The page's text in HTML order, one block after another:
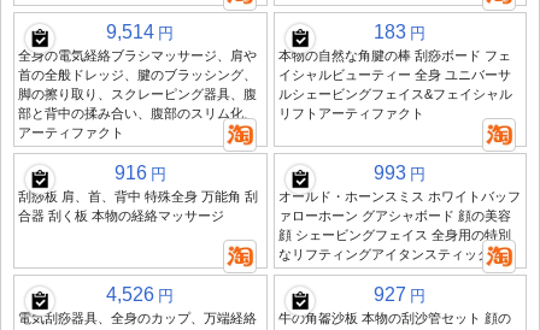
9,514 円
全身の電気経絡ブラシマッサージ、肩や
首の全般ドレッジ、腱のブラッシング、
脚の擦り取り、スクレーピング器具、腹
部と背中の揉み合い、腹部のスリム化、
アーティファクト
183 円
本物の自然な角腱の棒 刮痧ボード フェ
イシャルビューティー 全身 ユニバーサ
ルシェービングフェイス&フェイシャル
リフトアーティファクト
916 円
刮痧板 肩、首、背中 特殊全身 万能角 刮
合器 刮く板 本物の経絡マッサージ
993 円
オールド・ホーンスミス ホワイトバッフ
ァローホーン グアシャボード 顔の美容
顔 シェービングフェイス 全身用の特別
なリフティングアイタンスティック
4,526 円
電気刮痧器具、全身のカップ、万端経絡
927 円
牛の角嗧沙板 本物の刮沙管セット 顔の